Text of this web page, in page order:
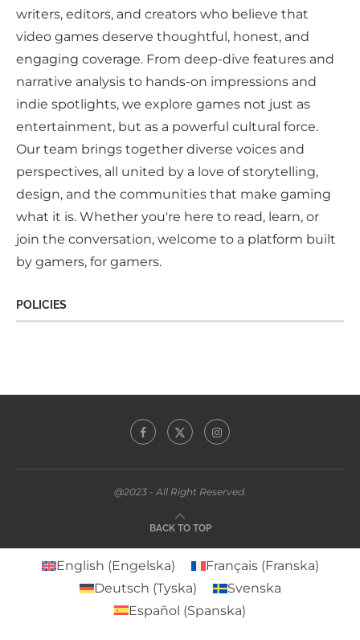
writers, editors, and creators who believe that
video games deserve thoughtful, honest, and
engaging coverage. From deep-dive features and
narrative analysis to hands-on impressions and
indie spotlights, we explore games not just as
entertainment, but as a powerful cultural force.
Our team brings together diverse voices and
perspectives, all united by a love of storytelling,
design, and the communities that make gaming
what it is. Whether you're here to read, learn, or
join the conversation, welcome to a platform built
by gamers, for gamers.
POLICIES
@2023 - All Right Reserved.
BACK TO TOP
English (Engelska) Français(Franska)
Deutsch (Tyska)
Svenska
Español (Spanska)